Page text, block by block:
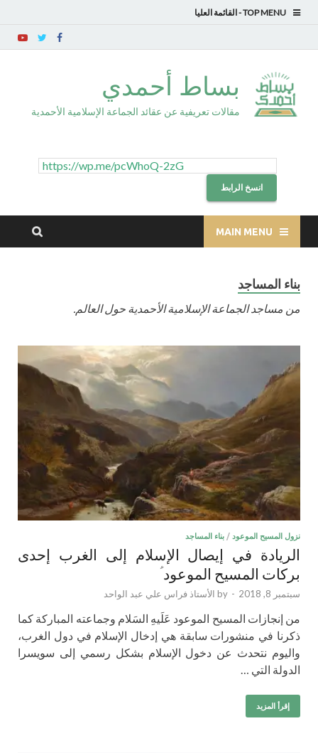
TOP MENU
بساط أحمدي
مقالات تعريفية عن عقائد الجماعة الإسلامية الأحمدية
انسخ الرابط
MAIN MENU
بناء المساجد
من مساجد الجماعة الإسلامية الأحمدية حول العالم.
نزول المسيح الموعود / بناء المساجد
الريادة في إيصال الإسلام إلى الغرب إحدى
بركات المسيح الموعود ؑ
سبتمبر 8, 2018 -
by الأستاذ فراس علي عبد الواحد
من إنجازات المسيح الموعود عَلَيهِ السَلام وجماعته المباركة كما
ذكرنا في منشورات سابقة هي إدخال الإسلام في دول الغرب،
واليوم نتحدث عن دخول الإسلام بشكل رسمي إلى سويسرا
الدولة التي …
إقرأ المزيد